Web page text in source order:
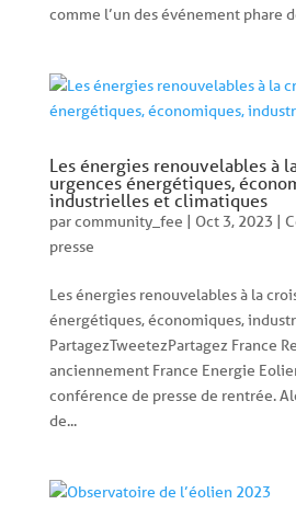
comme l’un des événement phare
Les énergies renouvelables à
urgences énergétiques,
industrielles et climatiques
parcommunity_fee | Oct 3, 2023 |
presse
Les énergies renouvelables à la
énergétiques, économiques,
PartagezTweetezPartagez France
anciennement France Energie
conférence de presse de rentrée.
de...